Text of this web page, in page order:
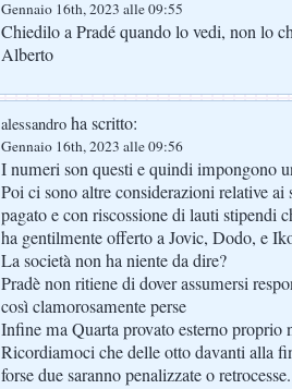
Gennaio 16th, 2023 alle 09:55
Chiedilo a Pradé quando lo vedi, non lo
Alberto
alessandro ha scritto:
Gennaio 16th, 2023 alle 09:56
I numeri son questi e quindi impongono
Poi ci sono altre considerazioni relative
pagato e con riscossione di lauti stipendi
ha gentilmente offerto a Jovic, Dodo, e
La società non ha niente da dire?
Pradè non ritiene di dover assumersi
così clamorosamente perse
Infine ma Quarta provato esterno proprio
Ricordiamoci che delle otto davanti alla
forse due saranno penalizzate o retrocesse.